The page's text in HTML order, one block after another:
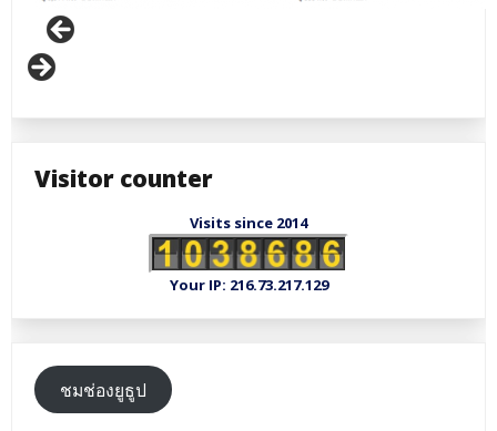
Visitor counter
Visits since 2014
Your IP: 216.73.217.129
ชมช่องยูธูป